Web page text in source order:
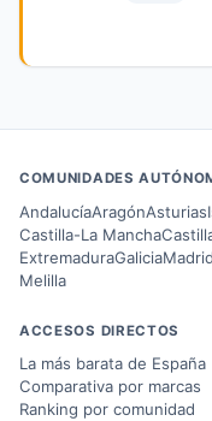
COMUNIDADES
AndalucíaAragónAsturias
Castilla-La Mancha
ExtremaduraGaliciaMadrid
Melilla
ACCESOS DIRECTOS
La más barata de España
Comparativa por marcas
Ranking por comunidad